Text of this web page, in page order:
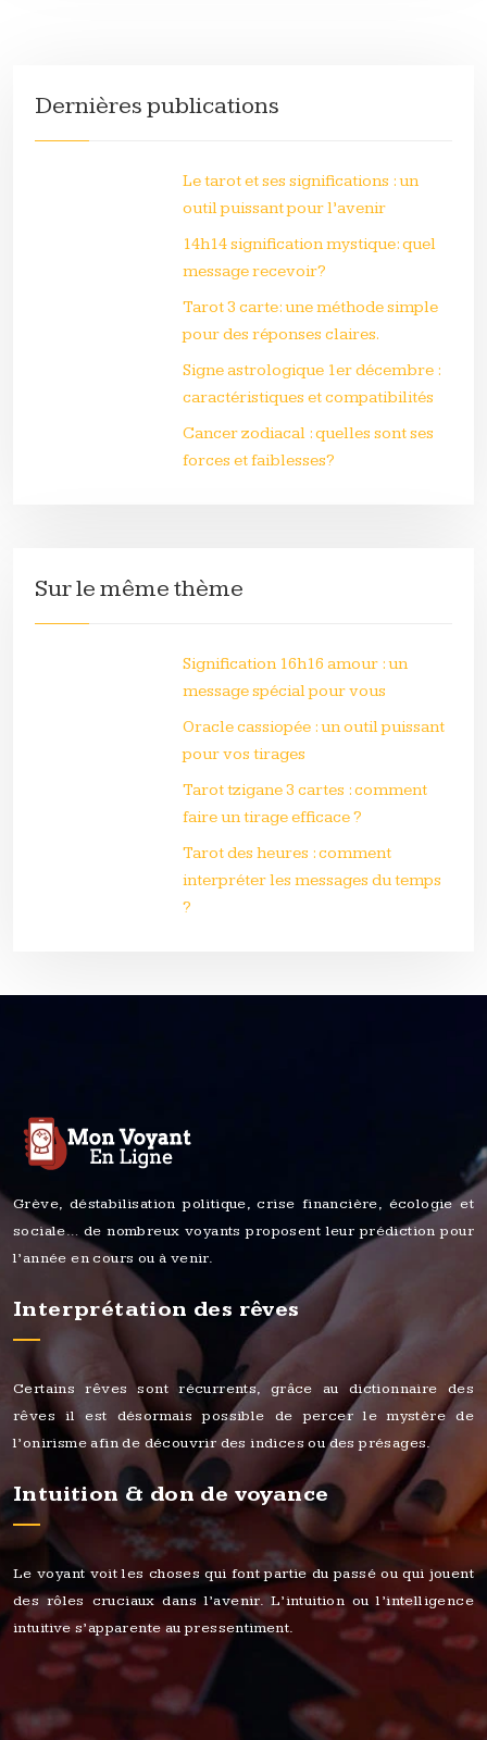
Dernières publications
Le tarot et ses significations : un
outil puissant pour l’avenir
14h14 signification mystique: quel
message recevoir?
Tarot 3 carte: une méthode simple
pour des réponses claires.
Signe astrologique 1er décembre :
caractéristiques et compatibilités
Cancer zodiacal : quelles sont ses
forces et faiblesses?
Sur le même thème
Signification 16h16 amour : un
message spécial pour vous
Oracle cassiopée : un outil puissant
pour vos tirages
Tarot tzigane 3 cartes : comment
faire un tirage efficace ?
Tarot des heures : comment
interpréter les messages du temps
?
Grève, déstabilisation politique, crise financière, écologie et
sociale… de nombreux voyants proposent leur prédiction pour
l’année en cours ou à venir.
Interprétation des rêves
Certains rêves sont récurrents, grâce au dictionnaire des
rêves il est désormais possible de percer le mystère de
l’onirisme afin de découvrir des indices ou des présages.
Intuition & don de voyance
Le voyant voit les choses qui font partie du passé ou qui jouent
des rôles cruciaux dans l’avenir. L’intuition ou l’intelligence
intuitive s’apparente au pressentiment.